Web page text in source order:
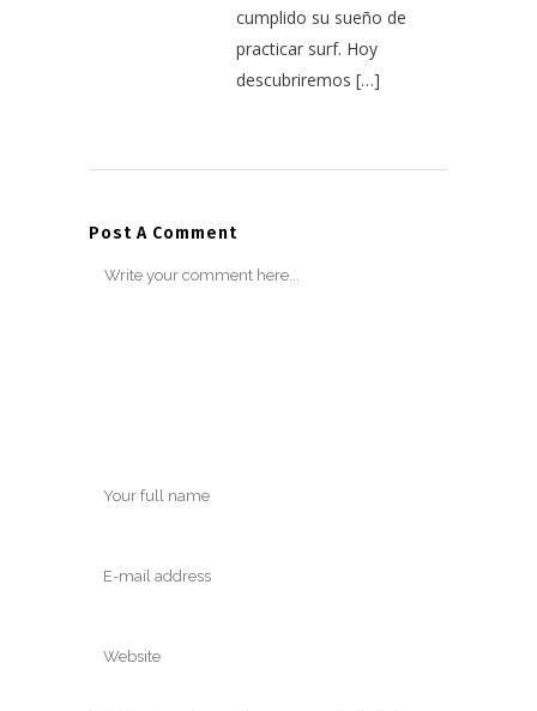
cumplido su sueño de
practicar surf. Hoy
descubriremos […]
Post A Comment